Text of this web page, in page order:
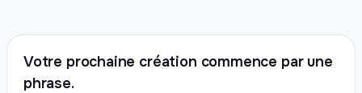
Votre prochaine création commence par une
phrase.